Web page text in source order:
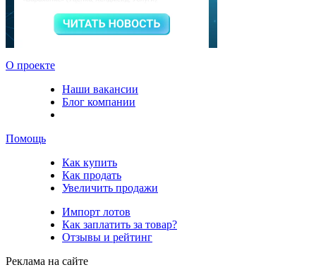
О проекте
Наши вакансии
Блог компании
Помощь
Как купить
Как продать
Увеличить продажи
Импорт лотов
Как заплатить за товар?
Отзывы и рейтинг
Реклама на сайте